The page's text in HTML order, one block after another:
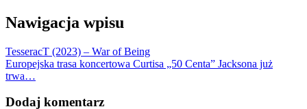
Nawigacja wpisu
TesseracT (2023) – War of Being
Europejska trasa koncertowa Curtisa „50 Centa” Jacksona już
trwa…
Dodaj komentarz